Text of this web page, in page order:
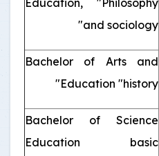
and sociology"
Bachelor of Arts and
Education "history"
Bachelor of Science
Education basic